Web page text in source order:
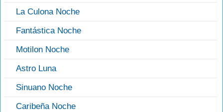
La Culona Noche
Fantástica Noche
Motilon Noche
Astro Luna
Sinuano Noche
Caribeña Noche